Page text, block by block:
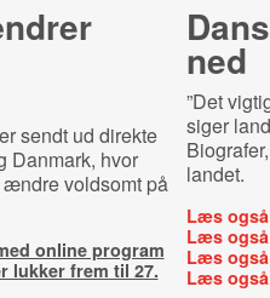
sendt ud direkte
Danmark, hvor
voldsomt på
online program
lukker frem til 27.
ned
”Det
siger
landet.
Læs
Læs
Læs
Læs